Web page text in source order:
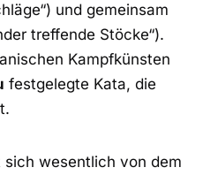
und gemeinsam
treffende Stöcke“).
Kampfkünsten
festgelegte Kata, die
wesentlich von dem